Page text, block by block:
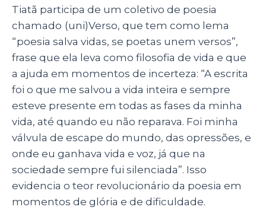
Tiatã participa de um coletivo de poesia
chamado (uni)Verso, que tem como lema
“poesia salva vidas, se poetas unem versos”,
frase que ela leva como filosofia de vida e que
a ajuda em momentos de incerteza: “A escrita
foi o que me salvou a vida inteira e sempre
esteve presente em todas as fases da minha
vida, até quando eu não reparava. Foi minha
válvula de escape do mundo, das opressões, e
onde eu ganhava vida e voz, já que na
sociedade sempre fui silenciada”. Isso
evidencia o teor revolucionário da poesia em
momentos de glória e de dificuldade.